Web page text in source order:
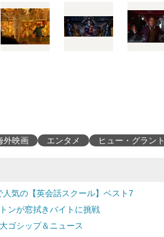
外映画 エンタメ ヒュー・グラント
気の【英会話スクール】ベスト7
ンが窓拭きバイトに挑戦
ゴシップ＆ニュース